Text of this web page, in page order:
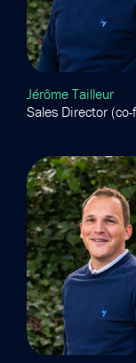
Jérôme Tailleur
Sales Director